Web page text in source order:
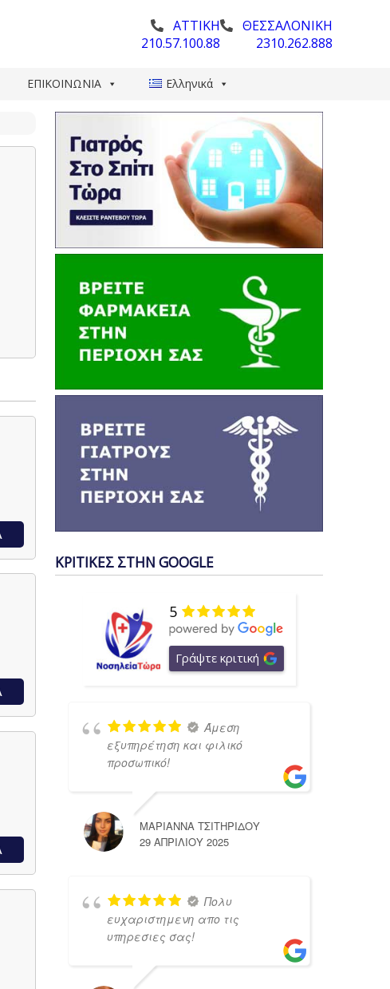
ΑΤΤΙΚΗ
210.57.100.88
ΘΕΣΣΑΛΟΝΙΚΗ
2310.262.888
ΕΠΙΚΟΙΝΩΝΙΑ Ελληνικά
ΚΡΙΤΙΚΕΣ ΣΤΗΝ GOOGLE
5
Γράψτε κριτική
Άμεση
εξυπηρέτηση και φιλικό
προσωπικό!
ΜΑΡΙΑΝΝΑ ΤΣΙΤΗΡΙΔΟΥ
29 ΑΠΡΙΛΊΟΥ 2025
Πολυ
ευχαριστημενη απο τις
υπηρεσιες σας!